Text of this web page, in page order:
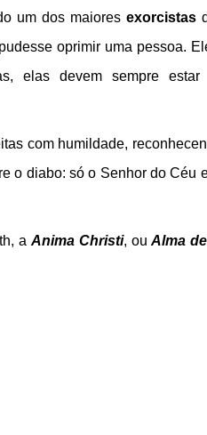
um dos maioresexorcistas
oprimir uma pessoa.
elas devem sempre
com humildade,
o diabo: só o Senhor do Céu
a Anima Christi, ouAlma